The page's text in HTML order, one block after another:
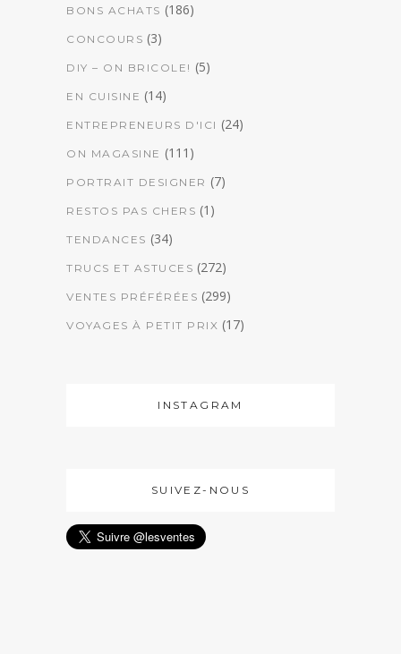
BONS ACHATS (186)
CONCOURS (3)
DIY – ON BRICOLE! (5)
EN CUISINE (14)
ENTREPRENEURS D'ICI (24)
ON MAGASINE (111)
PORTRAIT DESIGNER (7)
RESTOS PAS CHERS (1)
TENDANCES (34)
TRUCS ET ASTUCES (272)
VENTES PRÉFÉRÉES (299)
VOYAGES À PETIT PRIX (17)
INSTAGRAM
SUIVEZ-NOUS